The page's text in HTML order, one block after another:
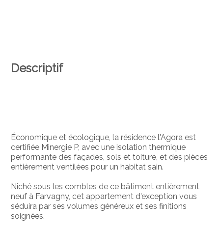
Descriptif
Économique et écologique, la résidence l'Agora est
certifiée Minergie P, avec une isolation thermique
performante des façades, sols et toiture, et des pièces
entièrement ventilées pour un habitat sain.
Niché sous les combles de ce bâtiment entièrement
neuf à Farvagny, cet appartement d'exception vous
séduira par ses volumes généreux et ses finitions
soignées.